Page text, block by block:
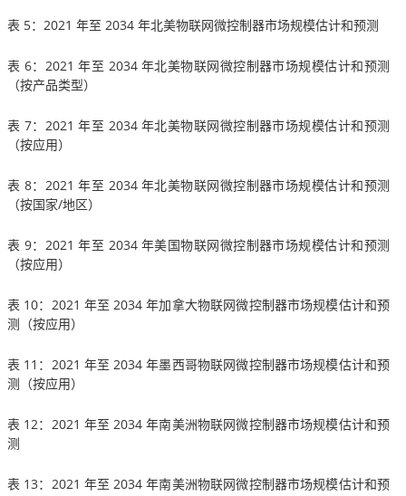
表 5：2021 年至 2034 年北美物联网微控制器市场规模估计和预测
表 6：2021 年至 2034 年北美物联网微控制器市场规模估计和预测
（按产品类型）
表 7：2021 年至 2034 年北美物联网微控制器市场规模估计和预测
（按应用）
表 8：2021 年至 2034 年北美物联网微控制器市场规模估计和预测
（按国家/地区）
表 9：2021 年至 2034 年美国物联网微控制器市场规模估计和预测
（按应用）
表 10：2021 年至 2034 年加拿大物联网微控制器市场规模估计和预
测（按应用）
表 11：2021 年至 2034 年墨西哥物联网微控制器市场规模估计和预
测（按应用）
表 12：2021 年至 2034 年南美洲物联网微控制器市场规模估计和预
测
表 13：2021 年至 2034 年南美洲物联网微控制器市场规模估计和预